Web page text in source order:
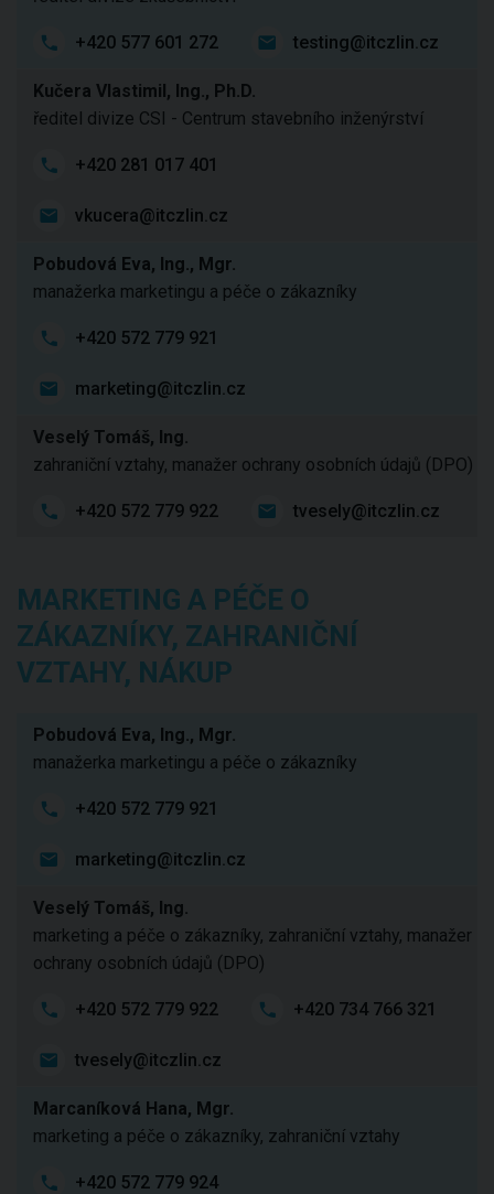
+420 577 601 272 testing@itczlin.cz
Kučera Vlastimil, Ing., Ph.D.
ředitel divize CSI - Centrum stavebního inženýrství
+420 281 017 401
vkucera@itczlin.cz
Pobudová Eva, Ing., Mgr.
manažerka marketingu a péče o zákazníky
+420 572 779 921
marketing@itczlin.cz
Veselý Tomáš, Ing.
zahraniční vztahy, manažer ochrany osobních údajů (DPO)
+420 572 779 922 tvesely@itczlin.cz
MARKETING A PÉČE O
ZÁKAZNÍKY, ZAHRANIČNÍ
VZTAHY, NÁKUP
Pobudová Eva, Ing., Mgr.
manažerka marketingu a péče o zákazníky
+420 572 779 921
marketing@itczlin.cz
Veselý Tomáš, Ing.
marketing a péče o zákazníky, zahraniční vztahy, manažer
ochrany osobních údajů (DPO)
+420 572 779 922 +420 734 766 321
tvesely@itczlin.cz
Marcaníková Hana, Mgr.
marketing a péče o zákazníky, zahraniční vztahy
+420 572 779 924